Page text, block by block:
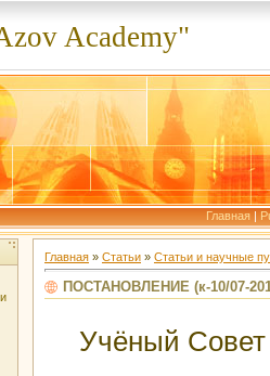
Academy"
Главная |
Главная » Статьи » Статьи и научные
ПОСТАНОВЛЕНИЕ (к-10/07-
Учёный Совет